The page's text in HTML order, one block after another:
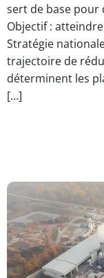
sert de base pour
Objectif :
Stratégie
trajectoire de
déterminent les
[…]